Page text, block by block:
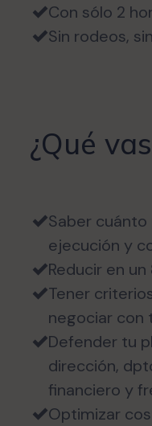
Con sólo 2
Sin rodeos,
¿Qué
Saber
ejecución y
Reducir en
Tener
negociar con
Defender tu
dirección,
financiero y
Optimizar